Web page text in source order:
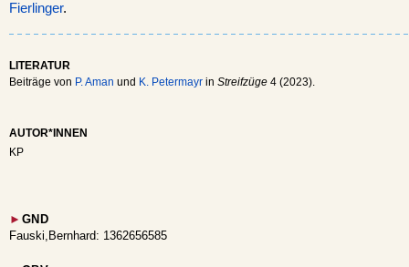
Fierlinger.
LITERATUR
Beiträge von P. Aman und K. Petermayr in Streifzüge 4 (2023).
AUTOR*INNEN
KP
► GND
Fauski,Bernhard: 1362656585